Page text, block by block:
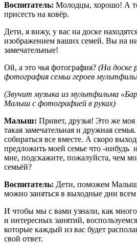
Воспитатель: Молодцы, хорошо! А
присесть на ковёр.
Дети, я вижу, у вас на доске
изображением ваших семей. Вы на
замечательные!
Ой, а это чья фотография? (На доске
фотография семьи героев
(Звучит музыка из мультфильма
Малыш с фотографией в руках)
Малыш: Привет, друзья! Это же
такая замечательная и дружная
собираться все вместе. А скоро
предложить моей семье что -нибудь
мне, подскажите, пожалуйста, чем
семьёй?
Воспитатель: Дети, поможем
можно заняться в выходные дни
И чтобы мы с вами узнали, как
и интересных занятий,
которые каждый из вас будет
свой ответ.